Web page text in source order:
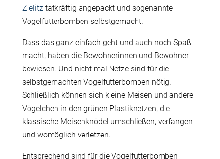
Zielitz tatkräftig angepackt und sogenannte
Vogelfutterbomben selbstgemacht.
Dass das ganz einfach geht und auch noch Spaß
macht, haben die Bewohnerinnen und Bewohner
bewiesen. Und nicht mal Netze sind für die
selbstgemachten Vogelfutterbomben nötig.
Schließlich können sich kleine Meisen und andere
Vögelchen in den grünen Plastiknetzen, die
klassische Meisenknödel umschließen, verfangen
und womöglich verletzen.
Entsprechend sind für die Vogelfutterbomben